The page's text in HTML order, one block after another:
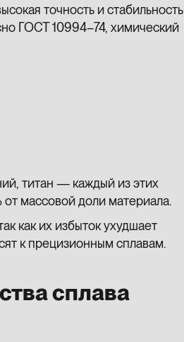
точность и стабильность
ГОСТ 10994–74, химический
титан — каждый из этих
массовой доли материала.
как их избыток ухудшает
к прецизионным сплавам.
сплава